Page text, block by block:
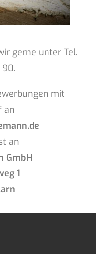
gerne unter Tel.
90.
mit
an
an
GmbH
1